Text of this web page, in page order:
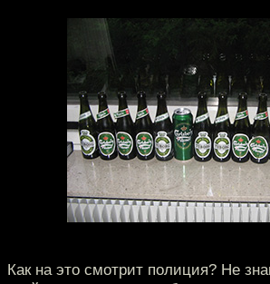
Как на это смотрит полиция? Не